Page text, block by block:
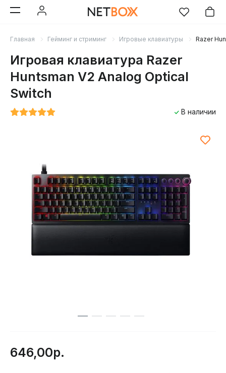
Главная Гейминг и стриминг Игровые клавиатуры Razer
Игровая клавиатура Razer
Huntsman V2 Analog Optical
Switch
В наличии
646,00р.